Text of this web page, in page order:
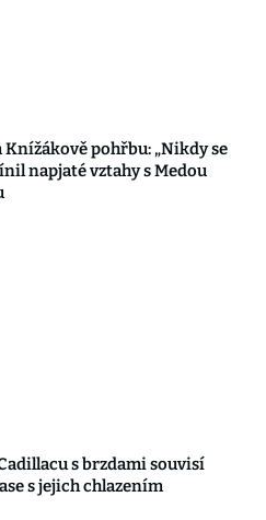
Knížákově pohřbu: „Nikdy se
napjaté vztahy s Medou
s brzdami souvisí
s jejich chlazením